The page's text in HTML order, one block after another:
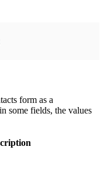
form as a
some fields, the values